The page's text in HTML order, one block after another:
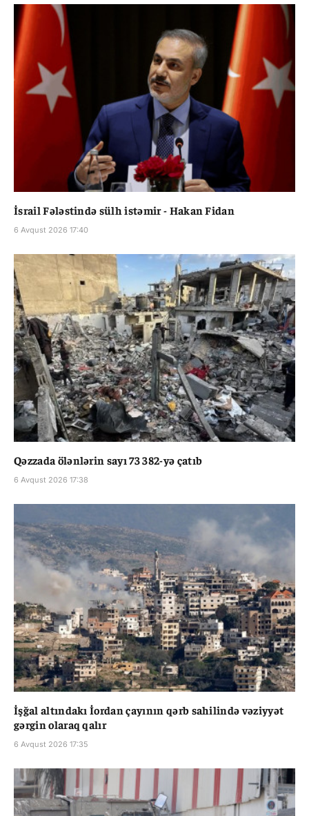
İsrail Fələstində sülh istəmir - Hakan Fidan
6 Avqust 2026 17:40
Qəzzada ölənlərin sayı 73 382-yə çatıb
6 Avqust 2026 17:38
İşğal altındakı İordan çayının qərb sahilində vəziyyət
gərgin olaraq qalır
6 Avqust 2026 17:35